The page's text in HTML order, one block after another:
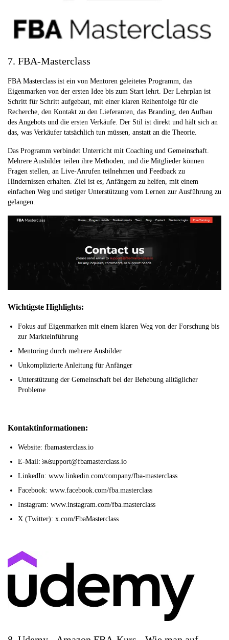
7. FBA-Masterclass
FBA Masterclass ist ein von Mentoren geleitetes Programm, das
Eigenmarken von der ersten Idee bis zum Start lehrt. Der Lehrplan ist
Schritt für Schritt aufgebaut, mit einer klaren Reihenfolge für die
Recherche, den Kontakt zu den Lieferanten, das Branding, den Aufbau
des Angebots und die ersten Verkäufe. Der Stil ist direkt und hält sich an
das, was Verkäufer tatsächlich tun müssen, anstatt an die Theorie.
Das Programm verbindet Unterricht mit Coaching und Gemeinschaft.
Mehrere Ausbilder teilen ihre Methoden, und die Mitglieder können
Fragen stellen, an Live-Anrufen teilnehmen und Feedback zu
Hindernissen erhalten. Ziel ist es, Anfängern zu helfen, mit einem
einfachen Weg und stetiger Unterstützung vom Lernen zur Ausführung zu
gelangen.
Wichtigste Highlights:
Fokus auf Eigenmarken mit einem klaren Weg von der Forschung bis
zur Markteinführung
Mentoring durch mehrere Ausbilder
Unkomplizierte Anleitung für Anfänger
Unterstützung der Gemeinschaft bei der Behebung alltäglicher
Probleme
Kontaktinformationen:
Website: fbamasterclass.io
E-Mail: ￼support@fbamasterclass.io
LinkedIn: www.linkedin.com/company/fba-masterclass
Facebook: www.facebook.com/fba.masterclass
Instagram: www.instagram.com/fba.masterclass
X (Twitter): x.com/FbaMasterclass